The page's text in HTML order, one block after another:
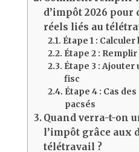
d’impôt 2026
réels liés au
Étape 1 :
Étape 2 :
Étape 3 :
fisc
Étape 4 : Cas
pacsés
Quand verra-t-on
l’impôt grâce aux
télétravail ?